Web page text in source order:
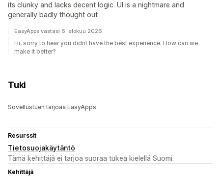
its clunky and lacks decent logic. UI is a nightmare and
generally badly thought out
EasyApps vastasi 6. elokuu 2026
Hi, sorry to hear you didnt have the best experience. How can we
make it better?
Tuki
Sovellustuen tarjoaa EasyApps.
Resurssit
Tietosuojakäytäntö
Tämä kehittäjä ei tarjoa suoraa tukea kielellä Suomi.
Kehittäjä